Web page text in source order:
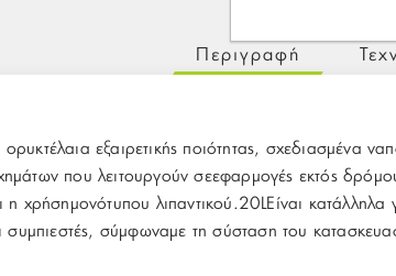
Περιγραφή
εξαιρετικής ποιότητας, σχεδιασμένα
που λειτουργούν σεεφαρμογές εκτός
η χρήσημονότυπου λιπαντικού.20LΕίναι
συμπιεστές, σύμφωναμε τη σύσταση του